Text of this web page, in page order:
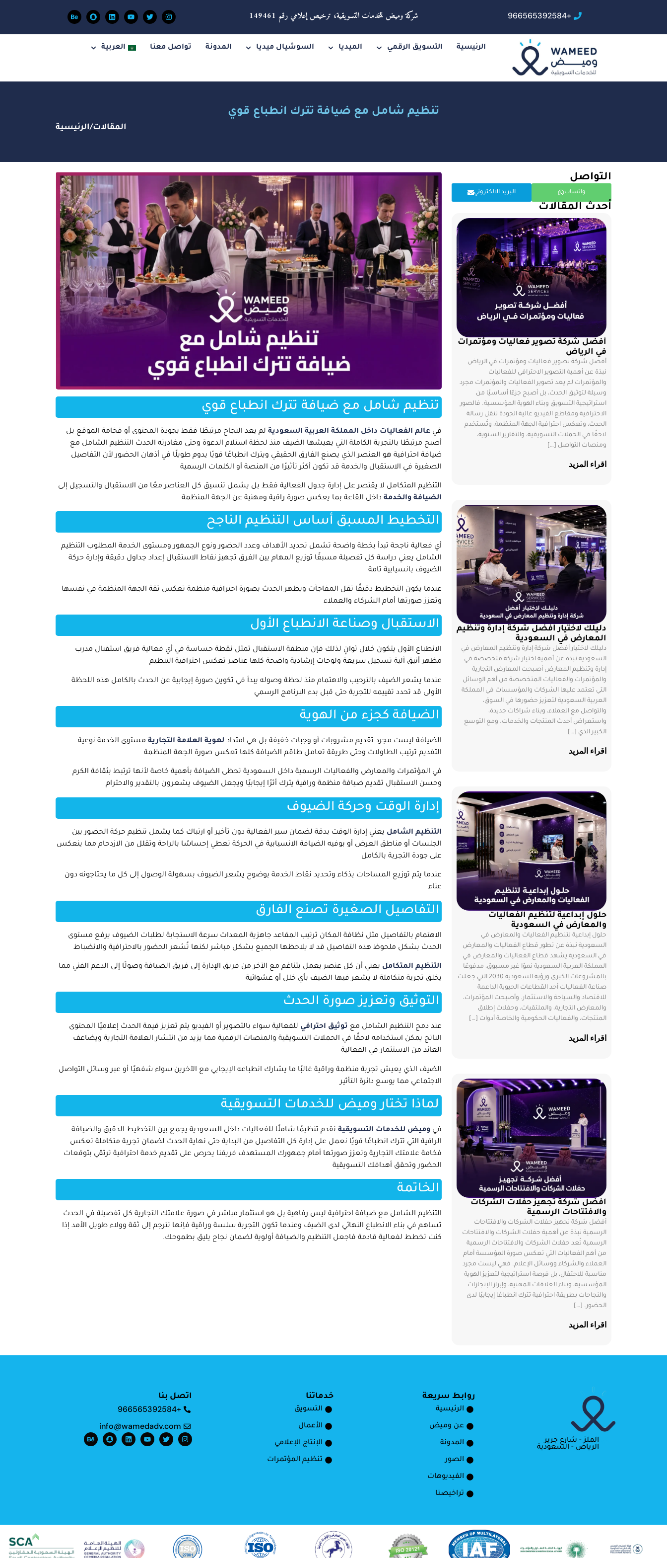
+966565392584 شركة وميض للخدمات التسويقية، ترخيص إعلامي رقم 149461
الرئيسية التسويق الرقمي الميديا السوشيال ميديا المدونة تواصل معنا العربية
تنظيم شامل مع ضيافة تترك انطباع قوي
الرئيسية/المقالات
التواصل
واتساب البريد الالكتروني
أحدث المقالات
أفضل شركة تصوير فعاليات ومؤتمرات
في الرياض
أفضل شركة تصوير فعاليات ومؤتمرات في الرياض
نبذة عن أهمية التصوير الاحترافي للفعاليات
والمؤتمرات لم يعد تصوير الفعاليات والمؤتمرات مجرد
وسيلة لتوثيق الحدث، بل أصبح جزءًا أساسيًا من
استراتيجية التسويق وبناء الهوية المؤسسية. فالصور
الاحترافية ومقاطع الفيديو عالية الجودة تنقل رسالة
الحدث، وتعكس احترافية الجهة المنظمة، وتُستخدم
لاحقًا في الحملات التسويقية، والتقارير السنوية،
ومنصات التواصل […]
اقراء المزيد
دليلك لاختيار أفضل شركة إدارة وتنظيم
المعارض في السعودية
دليلك لاختيار أفضل شركة إدارة وتنظيم المعارض في
السعودية نبذة عن أهمية اختيار شركة متخصصة في
إدارة وتنظيم المعارض أصبحت المعارض التجارية
والمؤتمرات والفعاليات المتخصصة من أهم الوسائل
التي تعتمد عليها الشركات والمؤسسات في المملكة
العربية السعودية لتعزيز حضورها في السوق،
والتواصل مع العملاء، وبناء شراكات جديدة،
واستعراض أحدث المنتجات والخدمات. ومع التوسع
الكبير الذي […]
اقراء المزيد
حلول إبداعية لتنظيم الفعاليات
والمعارض في السعودية
حلول إبداعية لتنظيم الفعاليات والمعارض في
السعودية نبذة عن تطور قطاع الفعاليات والمعارض
في السعودية يشهد قطاع الفعاليات والمعارض في
المملكة العربية السعودية نموًا غير مسبوق، مدفوعًا
بالمشروعات الكبرى ورؤية السعودية 2030 التي جعلت
صناعة الفعاليات أحد القطاعات الحيوية الداعمة
للاقتصاد والسياحة والاستثمار. وأصبحت المؤتمرات،
والمعارض التجارية، والملتقيات، وحفلات إطلاق
المنتجات، والفعاليات الحكومية والخاصة أدوات […]
اقراء المزيد
أفضل شركة تجهيز حفلات الشركات
والافتتاحات الرسمية
أفضل شركة تجهيز حفلات الشركات والافتتاحات
الرسمية نبذة عن أهمية حفلات الشركات والافتتاحات
الرسمية تُعد حفلات الشركات والافتتاحات الرسمية
من أهم الفعاليات التي تعكس صورة المؤسسة أمام
العملاء والشركاء ووسائل الإعلام. فهي ليست مجرد
مناسبة للاحتفال، بل فرصة استراتيجية لتعزيز الهوية
المؤسسية، وبناء العلاقات المهنية، وإبراز الإنجازات
والنجاحات بطريقة احترافية تترك انطباعًا إيجابيًا لدى
الحضور. […]
اقراء المزيد
تنظيم شامل مع ضيافة تترك انطباع قوي
في عالم الفعاليات داخل المملكة العربية السعودية لم يعد النجاح مرتبطًا فقط بجودة المحتوى أو فخامة الموقع بل
أصبح مرتبطًا بالتجربة الكاملة التي يعيشها الضيف منذ لحظة استلام الدعوة وحتى مغادرته الحدث التنظيم الشامل مع
ضيافة احترافية هو العنصر الذي يصنع الفارق الحقيقي ويترك انطباعًا قويًا يدوم طويلًا في أذهان الحضور لأن التفاصيل
الصغيرة في الاستقبال والخدمة قد تكون أكثر تأثيرًا من المنصة أو الكلمات الرسمية
التنظيم المتكامل لا يقتصر على إدارة جدول الفعالية فقط بل يشمل تنسيق كل العناصر معًا من الاستقبال والتسجيل إلى
الضيافة والخدمة داخل القاعة بما يعكس صورة راقية ومهنية عن الجهة المنظمة
التخطيط المسبق أساس التنظيم الناجح
أي فعالية ناجحة تبدأ بخطة واضحة تشمل تحديد الأهداف وعدد الحضور ونوع الجمهور ومستوى الخدمة المطلوب التنظيم
الشامل يعني دراسة كل تفصيلة مسبقًا توزيع المهام بين الفرق تجهيز نقاط الاستقبال إعداد جداول دقيقة وإدارة حركة
الضيوف بانسيابية تامة
عندما يكون التخطيط دقيقًا تقل المفاجآت ويظهر الحدث بصورة احترافية منظمة تعكس ثقة الجهة المنظمة في نفسها
وتعزز صورتها أمام الشركاء والعملاء
الاستقبال وصناعة الانطباع الأول
الانطباع الأول يتكون خلال ثوانٍ لذلك فإن منطقة الاستقبال تمثل نقطة حساسة في أي فعالية فريق استقبال مدرب
مظهر أنيق آلية تسجيل سريعة ولوحات إرشادية واضحة كلها عناصر تعكس احترافية التنظيم
عندما يشعر الضيف بالترحيب والاهتمام منذ لحظة وصوله يبدأ في تكوين صورة إيجابية عن الحدث بالكامل هذه اللحظة
الأولى قد تحدد تقييمه للتجربة حتى قبل بدء البرنامج الرسمي
الضيافة كجزء من الهوية
الضيافة ليست مجرد تقديم مشروبات أو وجبات خفيفة بل هي امتداد لهوية العلامة التجارية مستوى الخدمة نوعية
التقديم ترتيب الطاولات وحتى طريقة تعامل طاقم الضيافة كلها تعكس صورة الجهة المنظمة
في المؤتمرات والمعارض والفعاليات الرسمية داخل السعودية تحظى الضيافة بأهمية خاصة لأنها ترتبط بثقافة الكرم
وحسن الاستقبال تقديم ضيافة منظمة وراقية يترك أثرًا إيجابيًا ويجعل الضيوف يشعرون بالتقدير والاحترام
إدارة الوقت وحركة الضيوف
التنظيم الشامل يعني إدارة الوقت بدقة لضمان سير الفعالية دون تأخير أو ارتباك كما يشمل تنظيم حركة الحضور بين
الجلسات أو مناطق العرض أو بوفيه الضيافة الانسيابية في الحركة تعطي إحساسًا بالراحة وتقلل من الازدحام مما ينعكس
على جودة التجربة بالكامل
عندما يتم توزيع المساحات بذكاء وتحديد نقاط الخدمة بوضوح يشعر الضيوف بسهولة الوصول إلى كل ما يحتاجونه دون
عناء
التفاصيل الصغيرة تصنع الفارق
الاهتمام بالتفاصيل مثل نظافة المكان ترتيب المقاعد جاهزية المعدات سرعة الاستجابة لطلبات الضيوف يرفع مستوى
الحدث بشكل ملحوظ هذه التفاصيل قد لا يلاحظها الجميع بشكل مباشر لكنها تُشعر الحضور بالاحترافية والانضباط
التنظيم المتكامل يعني أن كل عنصر يعمل بتناغم مع الآخر من فريق الإدارة إلى فريق الضيافة وصولًا إلى الدعم الفني مما
يخلق تجربة متكاملة لا يشعر فيها الضيف بأي خلل أو عشوائية
التوثيق وتعزيز صورة الحدث
عند دمج التنظيم الشامل مع توثيق احترافي للفعالية سواء بالتصوير أو الفيديو يتم تعزيز قيمة الحدث إعلاميًا المحتوى
الناتج يمكن استخدامه لاحقًا في الحملات التسويقية والمنصات الرقمية مما يزيد من انتشار العلامة التجارية ويضاعف
العائد من الاستثمار في الفعالية
الضيف الذي يعيش تجربة منظمة وراقية غالبًا ما يشارك انطباعه الإيجابي مع الآخرين سواء شفهيًا أو عبر وسائل التواصل
الاجتماعي مما يوسع دائرة التأثير
لماذا تختار وميض للخدمات التسويقية
في وميض للخدمات التسويقية نقدم تنظيمًا شاملًا للفعاليات داخل السعودية يجمع بين التخطيط الدقيق والضيافة
الراقية التي تترك انطباعًا قويًا نعمل على إدارة كل التفاصيل من البداية حتى نهاية الحدث لضمان تجربة متكاملة تعكس
فخامة علامتك التجارية وتعزز صورتها أمام جمهورك المستهدف فريقنا يحرص على تقديم خدمة احترافية ترتقي بتوقعات
الحضور وتحقق أهدافك التسويقية
الخاتمة
التنظيم الشامل مع ضيافة احترافية ليس رفاهية بل هو استثمار مباشر في صورة علامتك التجارية كل تفصيلة في الحدث
تساهم في بناء الانطباع النهائي لدى الضيف وعندما تكون التجربة سلسة وراقية فإنها تترجم إلى ثقة وولاء طويل الأمد إذا
كنت تخطط لفعالية قادمة فاجعل التنظيم والضيافة أولوية لضمان نجاح يليق بطموحك.
الملز - شارع جرير
الرياض - السعودية
روابط سريعة
الرئيسية
عن وميض
المدونة
الصور
الفيديوهات
تراخيصنا
خدماتنا
التسويق
الأعمال
الإنتاج الإعلامي
تنظيم المؤتمرات
اتصل بنا
+966565392584
info@wamedadv.com